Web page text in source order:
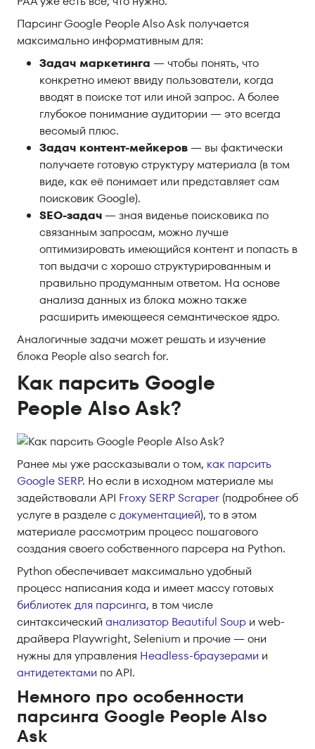
Парсинг Google People Also Ask получается
максимально информативным для:
Задач маркетинга — чтобы понять, что
конкретно имеют ввиду пользователи, когда
вводят в поиске тот или иной запрос. А более
глубокое понимание аудитории — это всегда
весомый плюс.
Задач контент-мейкеров— вы фактически
получаете готовую структуру материала (в том
виде, как её понимает или представляет сам
поисковик Google).
SEO-задач— зная виденье поисковика по
связанным запросам, можно лучше
оптимизировать имеющийся контент и попасть в
топ выдачи с хорошо структурированным и
правильно продуманным ответом. На основе
анализа данных из блока можно также
расширить имеющееся семантическое ядро.
Аналогичные задачи может решать и изучение
блока People also search for.
Как парсить Google
People Also Ask?
Ранее мы уже рассказывали о том, как парсить
Google SERP. Но если в исходном материале мы
задействовали API Froxy SERP Scraper (подробнее об
услуге в разделе сдокументацией), то в этом
материале рассмотрим процесс пошагового
создания своего собственного парсера на Python.
Python обеспечивает максимально удобный
процесс написания кода и имеет массу готовых
библиотек для парсинга, в том числе
синтаксический анализатор Beautiful Soup и web-
драйвера Playwright, Selenium и прочие — они
нужны для управления Headless-браузерами и
антидетектами по API.
Немного про особенности
парсинга Google People Also
Ask